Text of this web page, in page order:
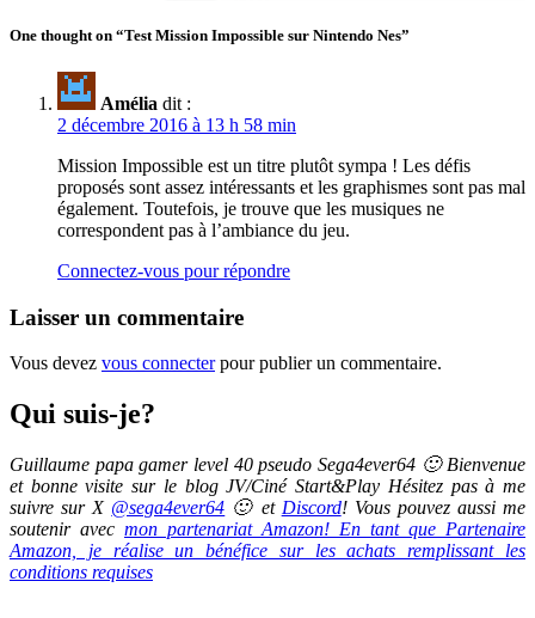
One thought on “Test Mission Impossible sur Nintendo Nes”
Amélia dit :
2 décembre 2016 à 13 h 58 min
Mission Impossible est un titre plutôt sympa ! Les défis
proposés sont assez intéressants et les graphismes sont pas mal
également. Toutefois, je trouve que les musiques ne
correspondent pas à l’ambiance du jeu.
Connectez-vous pour répondre
Laisser un commentaire
Vous devez vous connecterpour publier un commentaire.
Qui suis-je?
Guillaume papa gamer level 40 pseudo Sega4ever64 🙂 Bienvenue
et bonne visite sur le blog JV/Ciné Start&Play Hésitez pas à me
suivre sur X @sega4ever64 🙂 et Discord! Vous pouvez aussi me
soutenir avec mon partenariat Amazon! En tant que Partenaire
Amazon, je réalise un bénéfice sur les achats remplissant les
conditions requises